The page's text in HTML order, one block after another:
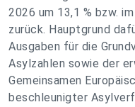
2026 um 13,1 % bzw.
zurück. Hauptgrund
Ausgaben für die
Asylzahlen sowie der
Gemeinsamen
beschleunigter